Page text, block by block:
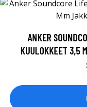
ANKER
KUULOKKEET 3,5